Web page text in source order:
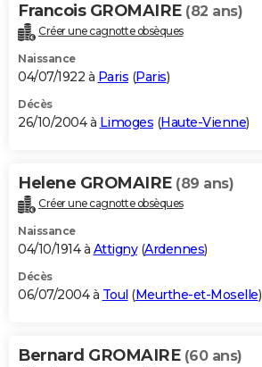
Francois GROMAIRE (82 ans)
Créer une cagnotte obsèques
Naissance
04/07/1922 à Paris (Paris)
Décès
26/10/2004 à Limoges (Haute-Vienne)
Helene GROMAIRE (89 ans)
Créer une cagnotte obsèques
Naissance
04/10/1914 à Attigny(Ardennes)
Décès
06/07/2004 à Toul (Meurthe-et-Moselle)
Bernard GROMAIRE (60 ans)